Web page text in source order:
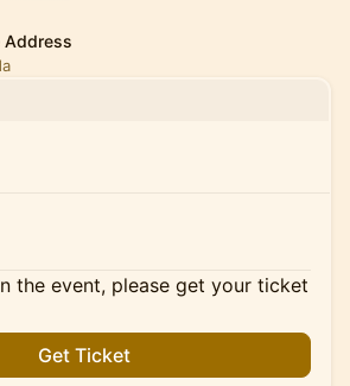
Address
the event, please get your ticket
Get Ticket